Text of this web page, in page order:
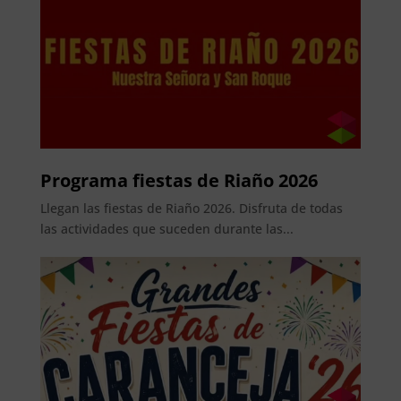
Programa fiestas de Riaño 2026
Llegan las fiestas de Riaño 2026. Disfruta de todas
las actividades que suceden durante las...